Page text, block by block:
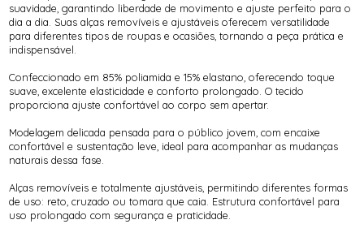
suavidade, garantindo liberdade de movimento e ajuste perfeito para o
dia a dia. Suas alças removíveis e ajustáveis oferecem versatilidade
para diferentes tipos de roupas e ocasiões, tornando a peça prática e
indispensável.
Confeccionado em 85% poliamida e 15% elastano, oferecendo toque
suave, excelente elasticidade e conforto prolongado. O tecido
proporciona ajuste confortável ao corpo sem apertar.
Modelagem delicada pensada para o público jovem, com encaixe
confortável e sustentação leve, ideal para acompanhar as mudanças
naturais dessa fase.
Alças removíveis e totalmente ajustáveis, permitindo diferentes formas
de uso: reto, cruzado ou tomara que caia. Estrutura confortável para
uso prolongado com segurança e praticidade.